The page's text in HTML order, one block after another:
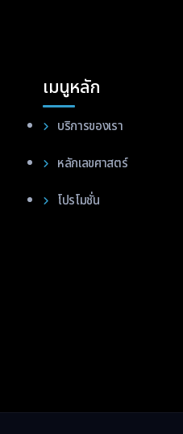
เมนูหลัก
บริการของเรา
หลักเลขศาสตร์
โปรโมชั่น